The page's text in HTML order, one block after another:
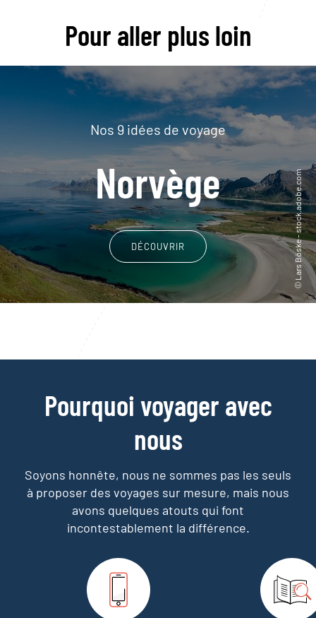
Pour aller plus loin
Nos 9 idées de voyage
Norvège
DÉCOUVRIR
Pourquoi voyager avec
nous
Soyons honnête, nous ne sommes pas les seuls
à proposer des voyages sur mesure, mais nous
avons quelques atouts qui font
incontestablement la différence.